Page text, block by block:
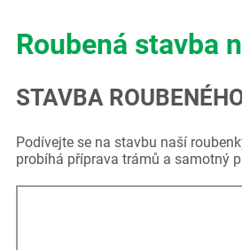
Roubená stavba
STAVBA
Podívejte se na stavbu naší
probíhá příprava trámů a samotný